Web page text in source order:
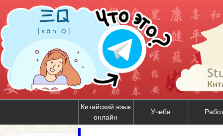
Китайский язык
онлайн
Учеба